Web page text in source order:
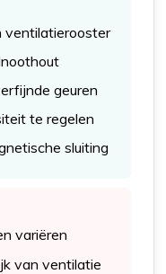
ventilatierooster
geuren
te regelen
sluiting
variëren
van ventilatie